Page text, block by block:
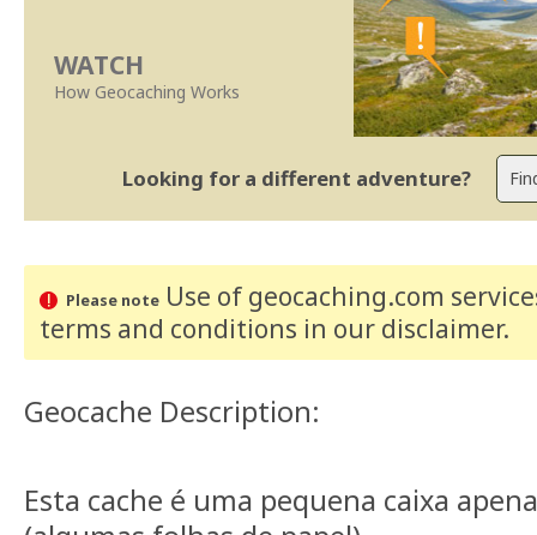
WATCH
How Geocaching Works
Looking for a different adventure?
Please noteUse of geocaching.com
terms and conditions in our disclaimer.
Geocache Description:
Esta cache é uma pequena caixa